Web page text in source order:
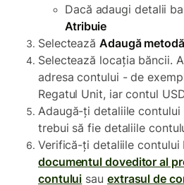
Dacă adaugi detalii
Atribuie
SelecteazăAdaugă
Selectează locația băncii.
adresa contului - de
Regatul Unit, iar contul
Adaugă-ți detaliile
trebui să fie detaliile
Verifică-ți detaliile
documentul doveditor al
contului sau extrasul de